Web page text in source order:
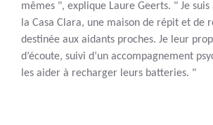
mêmes ", explique Laure Geerts. " Je
la Casa Clara, une maison de répit et de
destinée aux aidants proches. Je leur
d’écoute, suivi d’un accompagnement
les aider à recharger leurs batteries. "